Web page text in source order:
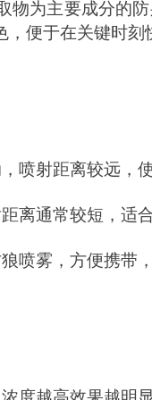
物为主要成分的
便于在关键时刻
喷射距离较远，
离通常较短，适合
喷雾，方便携带